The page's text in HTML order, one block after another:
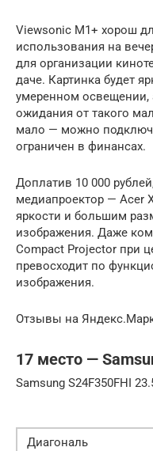
Viewsonic M1+ хорош
использования на
для организации
даче. Картинка будет
умеренном освещении,
ожидания от такого
мало — можно
ограничен в финансах.
Доплатив 10 000
медиапроектор — Acer
яркости и большим
изображения. Даже
Compact Projector при
превосходит по
изображения.
Отзывы на
17 место —
Samsung S24F350FHI
Диагональ